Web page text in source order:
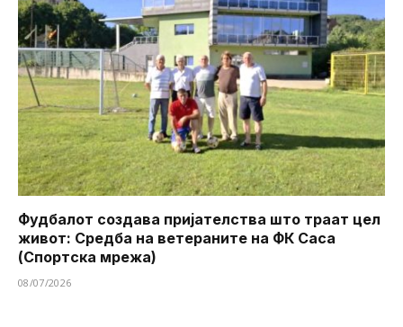
Фудбалот создава пријателства што траат цел
живот: Средба на ветераните на ФК Саса
(Спортска мрежа)
08/07/2026